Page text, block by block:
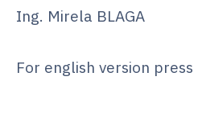
Ing. Mirela BLAGA
For english version press